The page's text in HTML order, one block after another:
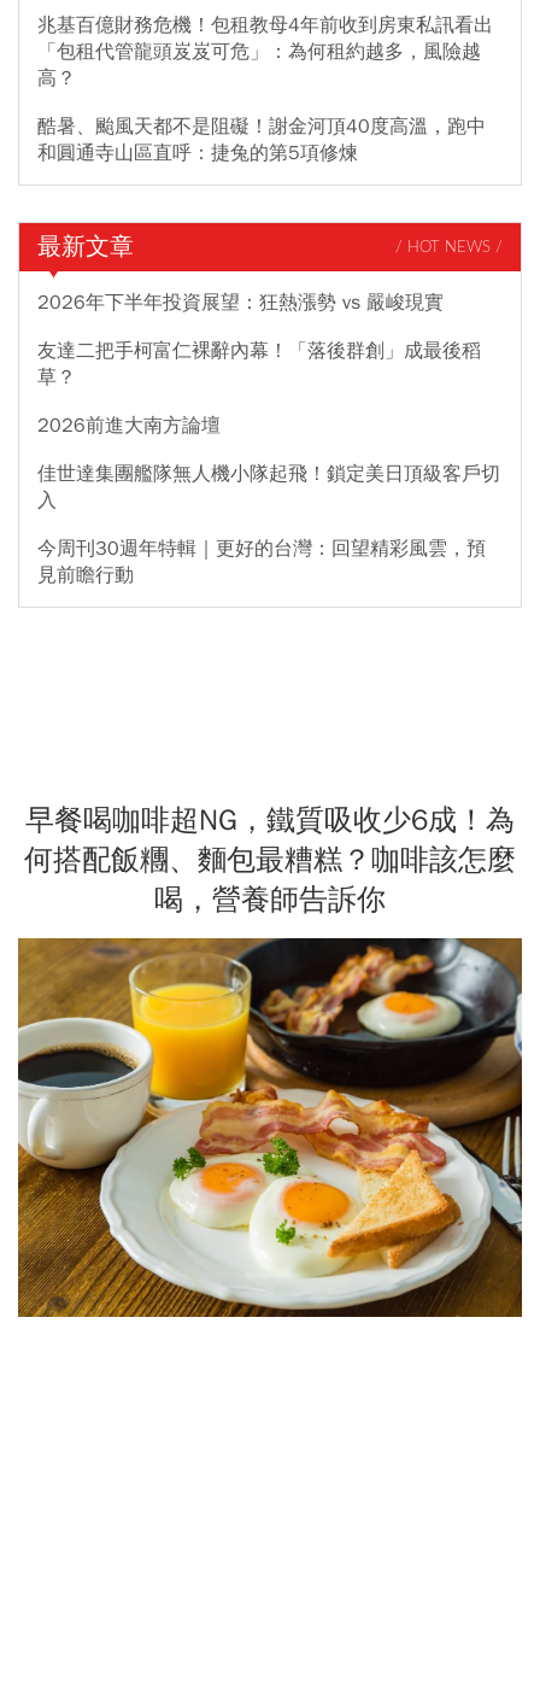
兆基百億財務危機！包租教母4年前收到房東私訊看出
「包租代管龍頭岌岌可危」：為何租約越多，風險越
高？
酷暑、颱風天都不是阻礙！謝金河頂40度高溫，跑中
和圓通寺山區直呼：捷兔的第5項修煉
最新文章 / HOT NEWS /
2026年下半年投資展望：狂熱漲勢 vs 嚴峻現實
友達二把手柯富仁裸辭內幕！「落後群創」成最後稻
草？
2026前進大南方論壇
佳世達集團艦隊無人機小隊起飛！鎖定美日頂級客戶切
入
今周刊30週年特輯｜更好的台灣：回望精彩風雲，預
見前瞻行動
早餐喝咖啡超NG，鐵質吸收少6成！為
何搭配飯糰、麵包最糟糕？咖啡該怎麼
喝，營養師告訴你